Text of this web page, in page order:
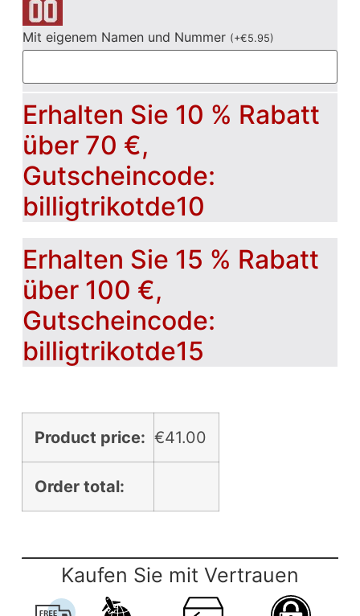
Mit eigenem Namen und Nummer (+€5.95)
Erhalten Sie 10 % Rabatt
über 70 €,
Gutscheincode:
billigtrikotde10
Erhalten Sie 15 % Rabatt
über 100 €,
Gutscheincode:
billigtrikotde15
Product price: €41.00
Order total:
Kaufen Sie mit Vertrauen